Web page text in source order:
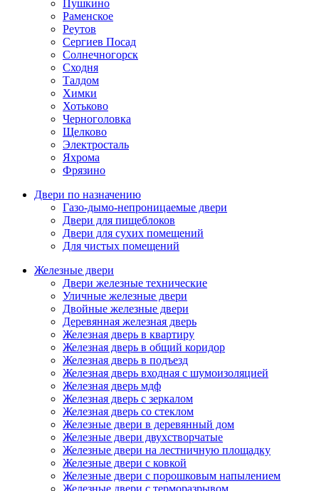
Пушкино
Раменское
Реутов
Сергиев Посад
Солнечногорск
Сходня
Талдом
Химки
Хотьково
Черноголовка
Щелково
Электросталь
Яхрома
Фрязино
Двери по назначению
Газо-дымо-непроницаемые двери
Двери для пищеблоков
Двери для сухих помещений
Для чистых помещений
Железные двери
Двери железные технические
Уличные железные двери
Двойные железные двери
Деревянная железная дверь
Железная дверь в квартиру
Железная дверь в общий коридор
Железная дверь в подъезд
Железная дверь входная с шумоизоляцией
Железная дверь мдф
Железная дверь с зеркалом
Железная дверь со стеклом
Железные двери в деревянный дом
Железные двери двухстворчатые
Железные двери на лестничную площадку
Железные двери с ковкой
Железные двери с порошковым напылением
Железные двери с терморазрывом